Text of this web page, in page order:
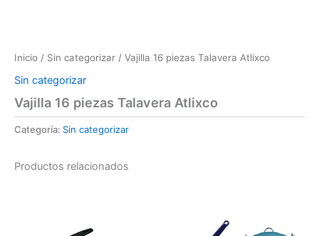
Inicio / Sin categorizar / Vajilla 16 piezas Talavera Atlixco
Sin categorizar
Vajilla 16 piezas Talavera Atlixco
Categoría: Sin categorizar
Productos relacionados